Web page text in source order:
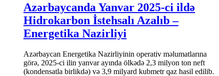
Azərbaycanda Yanvar 2025-ci ildə
Hidrokarbon İstehsalı Azalıb –
Energetika Nazirliyi
Azərbaycan Energetika Nazirliyinin operativ məlumatlarına
görə, 2025-ci ilin yanvar ayında ölkədə 2,3 milyon ton neft
(kondensatla birlikdə) və 3,9 milyard kubmetr qaz hasil edilib.